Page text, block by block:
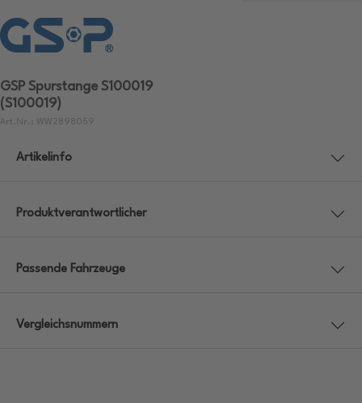
GSP Spurstange S100019
(S100019)
Art.Nr.: WW2898059
Artikelinfo
Produktverantwortlicher
Passende Fahrzeuge
Vergleichsnummern